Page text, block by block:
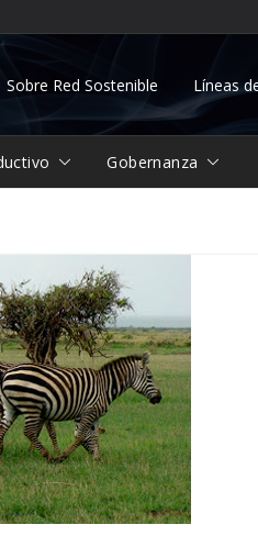
Sobre Red Sostenible Líneas
Gobernanza